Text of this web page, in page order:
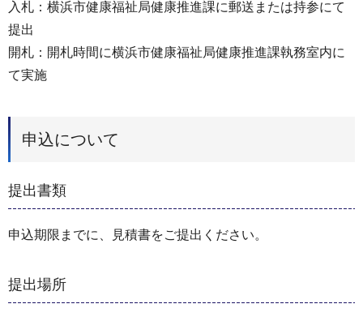
入札：横浜市健康福祉局健康推進課に郵送または持参にて
提出
開札：開札時間に横浜市健康福祉局健康推進課執務室内に
て実施
申込について
提出書類
申込期限までに、見積書をご提出ください。
提出場所